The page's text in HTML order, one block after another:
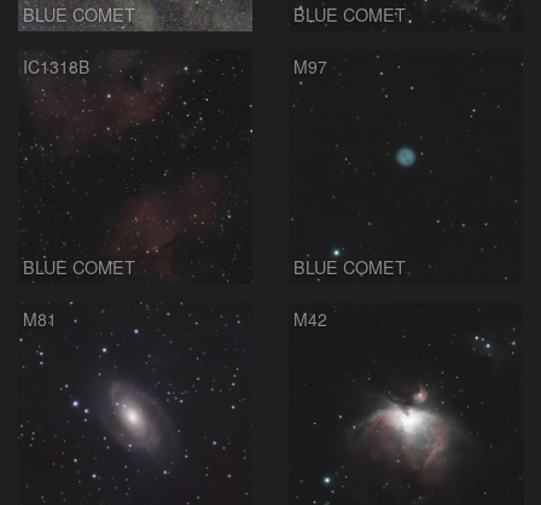
BLUE COMET BLUE COMET
IC1318B
BLUE COMET
M97
BLUE COMET
M81 M42